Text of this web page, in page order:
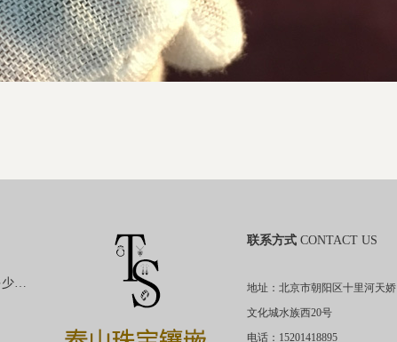
联系方式 CONTACT US
地址：北京市朝阳区十里河天娇
文化城水族西20号
电话：15201418895